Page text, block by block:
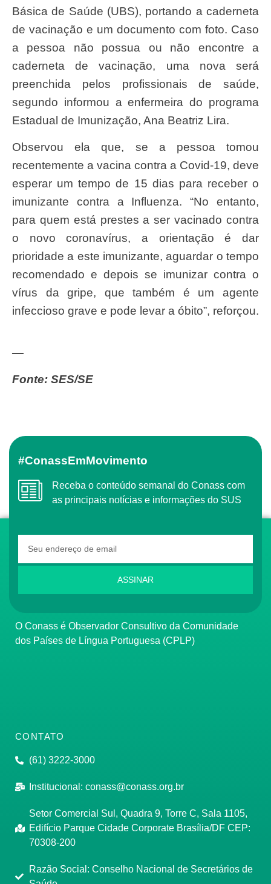
Básica de Saúde (UBS), portando a caderneta
de vacinação e um documento com foto. Caso
a pessoa não possua ou não encontre a
caderneta de vacinação, uma nova será
preenchida pelos profissionais de saúde,
segundo informou a enfermeira do programa
Estadual de Imunização, Ana Beatriz Lira.
Observou ela que, se a pessoa tomou
recentemente a vacina contra a Covid-19, deve
esperar um tempo de 15 dias para receber o
imunizante contra a Influenza. “No entanto,
para quem está prestes a ser vacinado contra
o novo coronavírus, a orientação é dar
prioridade a este imunizante, aguardar o tempo
recomendado e depois se imunizar contra o
vírus da gripe, que também é um agente
infeccioso grave e pode levar a óbito”, reforçou.
—
Fonte: SES/SE
#ConassEmMovimento
Receba o conteúdo semanal do Conass com
as principais notícias e informações do SUS
ASSINAR
O Conass é Observador Consultivo da Comunidade
dos Países de Língua Portuguesa (CPLP)
CONTATO
(61) 3222-3000
Institucional: conass@conass.org.br
Setor Comercial Sul, Quadra 9, Torre C, Sala 1105,
Edifício Parque Cidade Corporate Brasília/DF CEP:
70308-200
Razão Social: Conselho Nacional de Secretários de